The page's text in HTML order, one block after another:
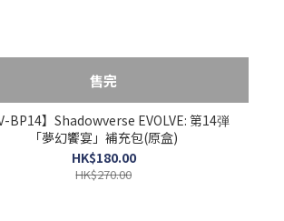
售完
BP14】Shadowverse EVOLVE: 第14弾
「夢幻饗宴」補充包(原盒)
HK$180.00
HK$270.00